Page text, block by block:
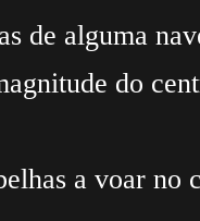
de alguma
do
a voar no